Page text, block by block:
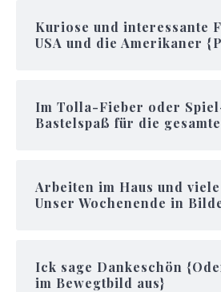
Kuriose und interessante
USA und die Amerikaner
Im Tolla-Fieber oder
Bastelspaß für die
Arbeiten im Haus und
Unser Wochenende in
Ick sage Dankeschön
im Bewegtbild aus}